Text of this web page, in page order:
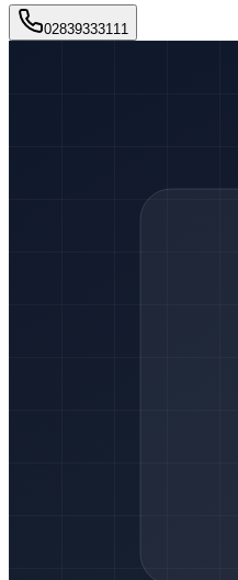
02839333111